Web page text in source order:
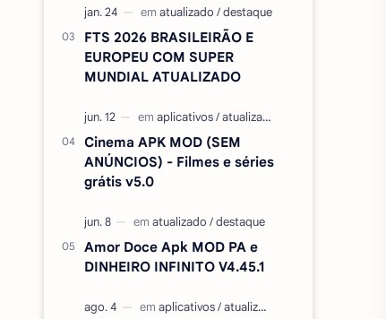
FTS 2026 BRASILEIRÃO E
EUROPEU COM SUPER
MUNDIAL ATUALIZADO
Cinema APK MOD (SEM
ANÚNCIOS) - Filmes e séries
grátis v5.0
Amor Doce Apk MOD PA e
DINHEIRO INFINITO V4.45.1